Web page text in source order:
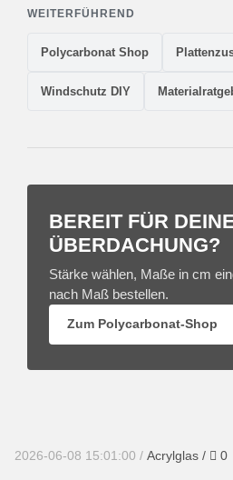
WEITERFÜHREND
Polycarbonat Shop
Windschutz DIY
BEREIT FÜR
ÜBERDACHUNG?
Stärke wählen, Maße in cm
nach Maß bestellen.
Zum Polycarbonat-Shop
2026-06-08 15:01:00 / Acrylglas / 0